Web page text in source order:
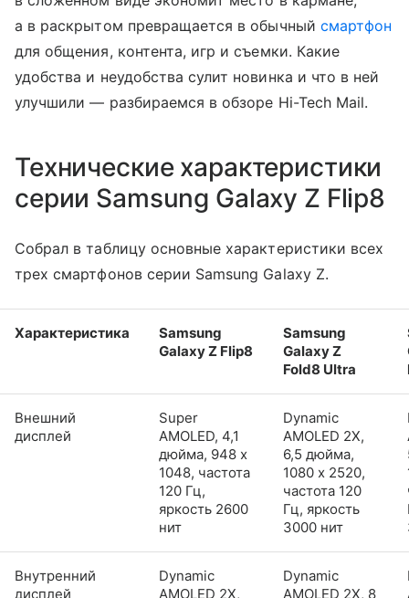
а в раскрытом превращается в обычный смартфон
для общения, контента, игр и съемки. Какие
удобства и неудобства сулит новинка и что в ней
улучшили — разбираемся в обзоре Hi-Tech Mail.
Технические характеристики
серии Samsung Galaxy Z Flip8
Собрал в таблицу основные характеристики всех
трех смартфонов серии Samsung Galaxy Z.
Характеристика
Samsung
Galaxy Z Flip8
Samsung
Galaxy Z
Fold8 Ultra
Внешний
дисплей
Super
AMOLED, 4,1
дюйма, 948 x
1048, частота
120 Гц,
яркость 2600
нит
Dynamic
AMOLED 2X,
6,5 дюйма,
1080 x 2520,
частота 120
Гц, яркость
3000 нит
Внутренний
дисплей
Dynamic
AMOLED 2X,
Dynamic
AMOLED 2X, 8